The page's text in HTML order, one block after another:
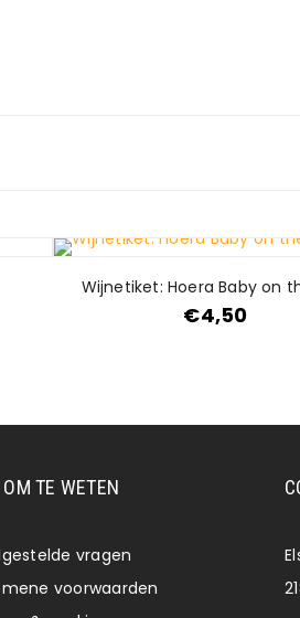
Wijnetiket: Hoera Baby on
€4,50
OM TE WETEN
vragen
voorwaarden